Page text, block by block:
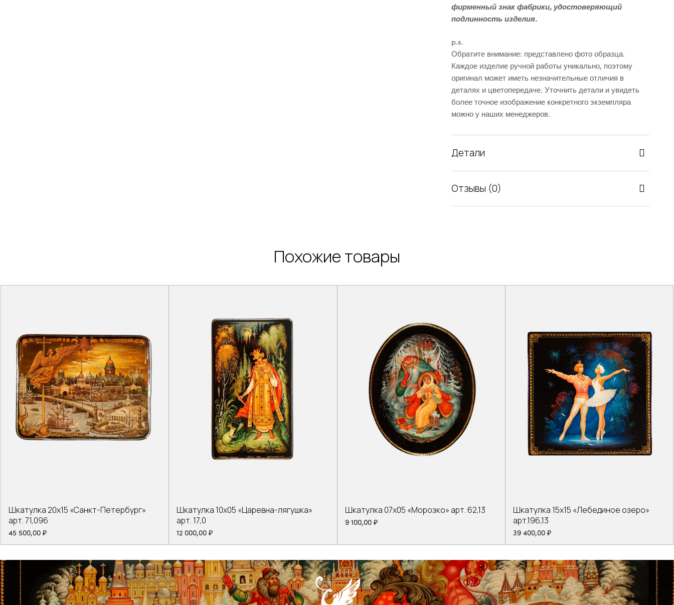
фирменный знак фабрики, удостоверяющий
подлинность изделия.
p.s.
Обратите внимание: представлено фото образца.
Каждое изделие ручной работы уникально, поэтому
оригинал может иметь незначительные отличия в
деталях и цветопередаче. Уточнить детали и увидеть
более точное изображение конкретного экземпляра
можно у наших менеджеров.
Детали
Отзывы (0)
Похожие товары
Шкатулка 20х15 «Санкт-Петербург»
арт. 71,096
45 500,00 ₽
Шкатулка 10х05 «Царевна-лягушка»
арт. 17,0
12 000,00₽
Шкатулка 07х05 «Морозко» арт. 62,13
9 100,00 ₽
Шкатулка 15х15 «Лебединое озеро»
арт.196,13
39 400,00 ₽